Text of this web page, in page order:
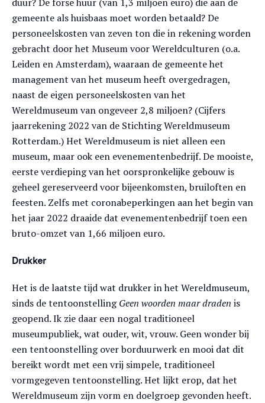
gemeente als huisbaas moet worden betaald? De
personeelskosten van zeven ton die in rekening worden
gebracht door het Museum voor Wereldculturen (o.a.
Leiden en Amsterdam), waaraan de gemeente het
management van het museum heeft overgedragen,
naast de eigen personeelskosten van het
Wereldmuseum van ongeveer 2,8 miljoen? (Cijfers
jaarrekening 2022 van de Stichting Wereldmuseum
Rotterdam.) Het Wereldmuseum is niet alleen een
museum, maar ook een evenementenbedrijf. De mooiste,
eerste verdieping van het oorspronkelijke gebouw is
geheel gereserveerd voor bijeenkomsten, bruiloften en
feesten. Zelfs met coronabeperkingen aan het begin van
het jaar 2022 draaide dat evenementenbedrijf toen een
bruto-omzet van 1,66 miljoen euro.
Drukker
Het is de laatste tijd wat drukker in het Wereldmuseum,
sinds de tentoonstellingGeen woorden maar draden is
geopend. Ik zie daar een nogal traditioneel
museumpubliek, wat ouder, wit, vrouw. Geen wonder bij
een tentoonstelling over borduurwerk en mooi dat dit
bereikt wordt met een vrij simpele, traditioneel
vormgegeven tentoonstelling. Het lijkt erop, dat het
Wereldmuseum zijn vorm en doelgroep gevonden heeft.